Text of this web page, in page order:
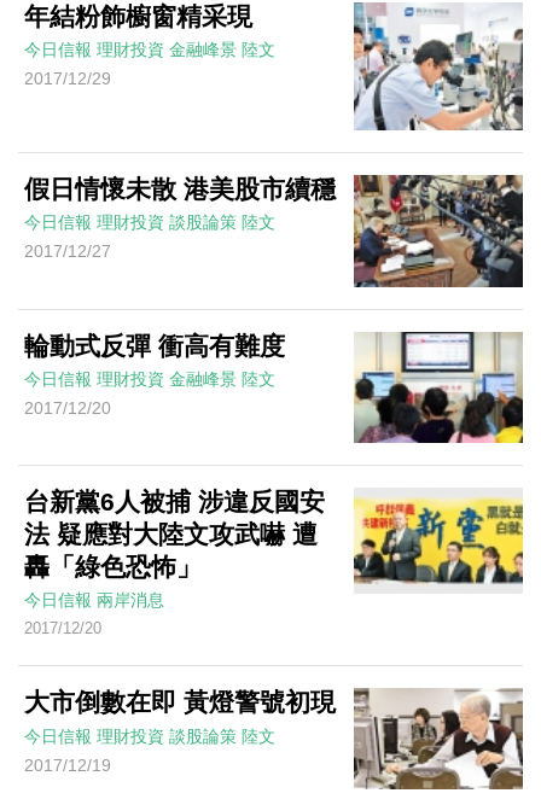
年結粉飾櫥窗精采現
今日信報 理財投資 金融峰景 陸文
2017/12/29
假日情懷未散 港美股市續穩
今日信報 理財投資 談股論策 陸文
2017/12/27
輪動式反彈 衝高有難度
今日信報 理財投資 金融峰景 陸文
2017/12/20
台新黨6人被捕 涉違反國安
法 疑應對大陸文攻武嚇 遭
轟「綠色恐怖」
今日信報 兩岸消息
2017/12/20
大市倒數在即 黃燈警號初現
今日信報 理財投資 談股論策 陸文
2017/12/19